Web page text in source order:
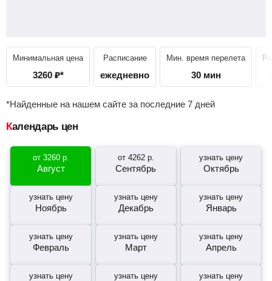
Минимальная цена
3260 ₽*
Расписание
ежедневно
Мин. время перелета
30 мин
*Найденные на нашем сайте за последние 7 дней
Календарь цен
от 3260р.
Август
от 4262р.
Сентябрь
узнать цену
Октябрь
узнать цену
Ноябрь
узнать цену
Декабрь
узнать цену
Январь
узнать цену
Февраль
узнать цену
Март
узнать цену
Апрель
узнать цену узнать цену узнать цену